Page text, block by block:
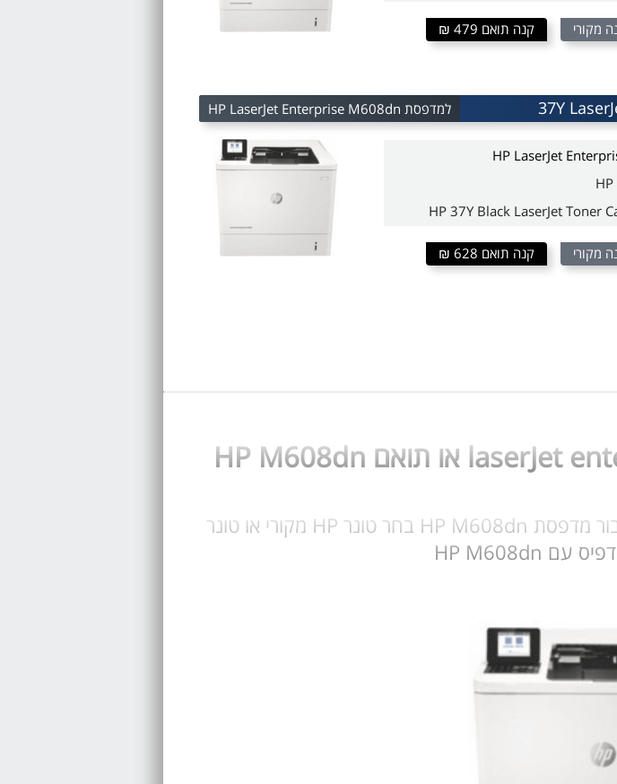
מקורי קנה תואם 479 ₪
למדפסת HP LaserJet Enterprise M608dn
HP 37Y Black LaserJet Toner
מקורי קנה תואם 628 ₪
קנה עכשיו טונר LaserJet 37X מק"ט CF237X עבור מדפסת HP M608dn בחר טונר HP מקורי או טונר